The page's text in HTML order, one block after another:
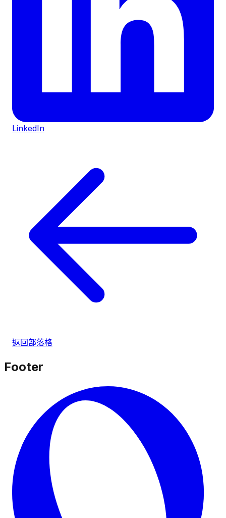
LinkedIn
返回部落格
Footer